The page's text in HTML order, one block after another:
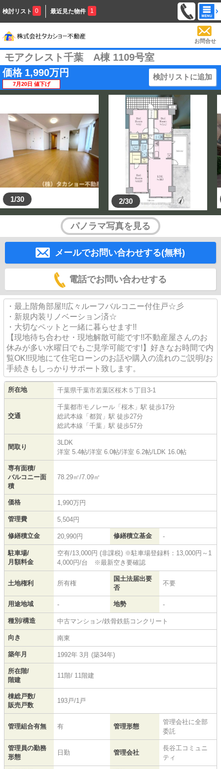
検討リスト 0 最近見た物件 1
お問合せ
モアクレスト千葉 A棟 1109号室
価格 1,990万円
7月20日 値下げ
検討リストに追加
1/30 2/30
パノラマ写真を見る
メールでお問い合わせする(無料)
電話でお問い合わせする
・最上階角部屋!!広々ルーフバルコニー付住戸☆彡
・新規内装リノベーション済☆
・大切なペットと一緒に暮らせます!!
【現地待ち合わせ・現地解散可能です!!不動産屋さんのお
休みが多い水曜日でもご見学可能です!】好きなお時間で内
覧OK!!現地にて住宅ローンのお話や購入の流れのご説明/お
手続きもしっかりサポート致します。
所在地 千葉県千葉市若葉区桜木 ５丁目3-1
交通
千葉都市モノレール 「 桜木 」駅 徒歩17分
総武本線 「 都賀 」駅 徒歩27分
総武本線 「 千葉 」駅 徒歩57分
間取り
3LDK
洋室 5.4帖/洋室 6.0帖/洋室 6.2帖/ LDK 16.0帖
専有面積/
バルコニー面
積
78.29㎡/7.09㎡
価格 1,990万円
管理費 5,504円
修繕積立金 20,990円 修繕積立基金 -
駐車場/
月額料金
空有/13,000円 (非課税) ※駐車場登録料：13,000円～1
4,000円/台 ※最新空き要確認
土地権利 所有権
国土法届出要
否
不要
用途地域 - 地勢 -
種別/構造 中古マンション/鉄骨鉄筋コンクリート
向き 南東
築年月 1992年 3月 (築34年)
所在階/
階建
11階/ 11階建
棟総戸数/
販売戸数
193戸/1戸
管理組合有無 有 管理形態
管理会社に全部
委託
管理員の勤務
形態
日勤 管理会社
長谷工コミュニ
ティ